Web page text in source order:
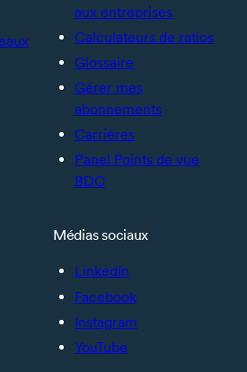
aux entreprises
Calculateurs de ratios
Glossaire
Gérer mes
abonnements
Carrières
Panel Points de vue
BDC
Médias sociaux
LinkedIn
Facebook
Instagram
YouTube